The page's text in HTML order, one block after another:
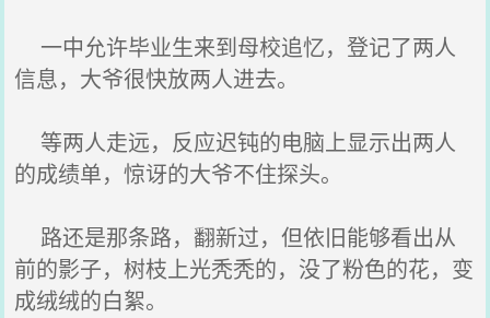
一中允许毕业生来到母校追忆，登记了两人
信息，大爷很快放两人进去。
等两人走远，反应迟钝的电脑上显示出两人
的成绩单，惊讶的大爷不住探头。
路还是那条路，翻新过，但依旧能够看出从
前的影子，树枝上光秃秃的，没了粉色的花，变
成绒绒的白絮。